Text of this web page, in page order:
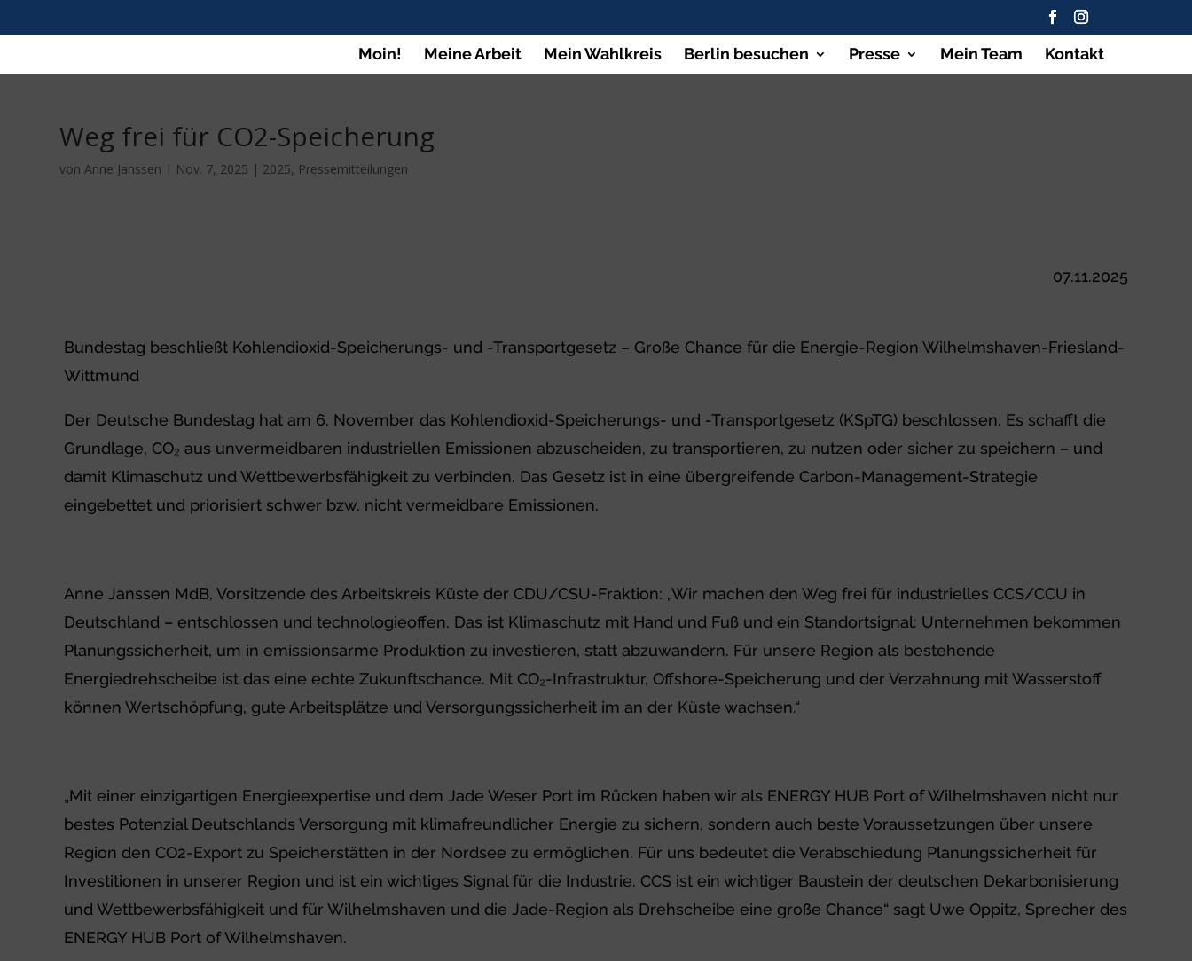
Moin! Meine Arbeit Mein Wahlkreis Berlin besuchen Presse Mein Team Kontakt
Weg frei für CO2-Speicherung
vonAnne Janssen | Nov. 7, 2025 | 2025, Pressemitteilungen
07.11.2025
Bundestag beschließt Kohlendioxid-Speicherungs- und -Transportgesetz – Große Chance für die Energie-Region Wilhelmshaven-Friesland-
Wittmund
Der Deutsche Bundestag hat am 6. November das Kohlendioxid-Speicherungs- und -Transportgesetz (KSpTG) beschlossen. Es schafft die
Grundlage, CO₂ aus unvermeidbaren industriellen Emissionen abzuscheiden, zu transportieren, zu nutzen oder sicher zu speichern – und
damit Klimaschutz und Wettbewerbsfähigkeit zu verbinden. Das Gesetz ist in eine übergreifende Carbon-Management-Strategie
eingebettet und priorisiert schwer bzw. nicht vermeidbare Emissionen.
Anne Janssen MdB, Vorsitzende des Arbeitskreis Küste der CDU/CSU-Fraktion: „Wir machen den Weg frei für industrielles CCS/CCU in
Deutschland – entschlossen und technologieoffen. Das ist Klimaschutz mit Hand und Fuß und ein Standortsignal: Unternehmen bekommen
Planungssicherheit, um in emissionsarme Produktion zu investieren, statt abzuwandern. Für unsere Region als bestehende
Energiedrehscheibe ist das eine echte Zukunftschance. Mit CO₂-Infrastruktur, Offshore-Speicherung und der Verzahnung mit Wasserstoff
können Wertschöpfung, gute Arbeitsplätze und Versorgungssicherheit im an der Küste wachsen.“
„Mit einer einzigartigen Energieexpertise und dem Jade Weser Port im Rücken haben wir als ENERGY HUB Port of Wilhelmshaven nicht nur
bestes Potenzial Deutschlands Versorgung mit klimafreundlicher Energie zu sichern, sondern auch beste Voraussetzungen über unsere
Region den CO2-Export zu Speicherstätten in der Nordsee zu ermöglichen. Für uns bedeutet die Verabschiedung Planungssicherheit für
Investitionen in unserer Region und ist ein wichtiges Signal für die Industrie. CCS ist ein wichtiger Baustein der deutschen Dekarbonisierung
und Wettbewerbsfähigkeit und für Wilhelmshaven und die Jade-Region als Drehscheibe eine große Chance“ sagt Uwe Oppitz, Sprecher des
ENERGY HUB Port of Wilhelmshaven.